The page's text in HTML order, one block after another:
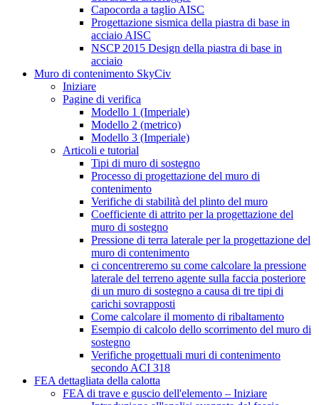
Capocorda a taglio AISC
Progettazione sismica della piastra di base in
acciaio AISC
NSCP 2015 Design della piastra di base in
acciaio
Muro di contenimento SkyCiv
Iniziare
Pagine di verifica
Modello 1 (Imperiale)
Modello 2 (metrico)
Modello 3 (Imperiale)
Articoli e tutorial
Tipi di muro di sostegno
Processo di progettazione del muro di
contenimento
Verifiche di stabilità del plinto del muro
Coefficiente di attrito per la progettazione del
muro di sostegno
Pressione di terra laterale per la progettazione del
muro di contenimento
ci concentreremo su come calcolare la pressione
laterale del terreno agente sulla faccia posteriore
di un muro di sostegno a causa di tre tipi di
carichi sovrapposti
Come calcolare il momento di ribaltamento
Esempio di calcolo dello scorrimento del muro di
sostegno
Verifiche progettuali muri di contenimento
secondo ACI 318
FEA dettagliata della calotta
FEA di trave e guscio dell'elemento – Iniziare